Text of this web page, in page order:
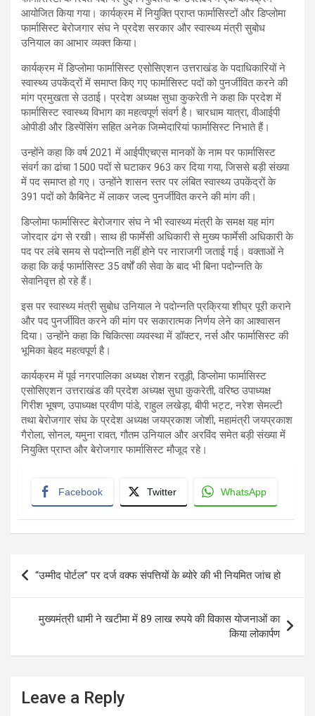
आयोजित किया गया। कार्यक्रम में नियुक्ति प्राप्त फार्मासिस्टों और डिप्लोमा
फार्मासिस्ट बेरोजगार संघ ने प्रदेश सरकार और स्वास्थ्य मंत्री सुबोध
उनियाल का आभार व्यक्त किया।
कार्यक्रम में डिप्लोमा फार्मासिस्ट एसोसिएशन उत्तराखंड के पदाधिकारियों ने
स्वास्थ्य उपकेंद्रों में समाप्त किए गए फार्मासिस्ट पदों को पुनर्जीवित करने की
मांग प्रमुखता से उठाई। प्रदेश अध्यक्ष सुधा कुकरेती ने कहा कि प्रदेश में
फार्मासिस्ट स्वास्थ्य विभाग का महत्वपूर्ण संवर्ग है। चारधाम यात्रा, वीआईपी
ओपीडी और डिस्पेंसिंग सहित अनेक जिम्मेदारियां फार्मासिस्ट निभाते हैं।
उन्होंने कहा कि वर्ष 2021 में आईपीएचएस मानकों के नाम पर फार्मासिस्ट
संवर्ग का ढांचा 1500 पदों से घटाकर 963 कर दिया गया, जिससे बड़ी संख्या
में पद समाप्त हो गए। उन्होंने शासन स्तर पर लंबित स्वास्थ्य उपकेंद्रों के
391 पदों को कैबिनेट में लाकर जल्द पुनर्जीवित करने की मांग की।
डिप्लोमा फार्मासिस्ट बेरोजगार संघ ने भी स्वास्थ्य मंत्री के समक्ष यह मांग
जोरदार ढंग से रखी। साथ ही फार्मेसी अधिकारी से मुख्य फार्मेसी अधिकारी के
पद पर लंबे समय से पदोन्नति नहीं होने पर नाराजगी जताई गई। वक्ताओं ने
कहा कि कई फार्मासिस्ट 35 वर्षों की सेवा के बाद भी बिना पदोन्नति के
सेवानिवृत्त हो रहे हैं।
इस पर स्वास्थ्य मंत्री सुबोध उनियाल ने पदोन्नति प्रक्रिया शीघ्र पूरी कराने
और पद पुनर्जीवित करने की मांग पर सकारात्मक निर्णय लेने का आश्वासन
दिया। उन्होंने कहा कि चिकित्सा व्यवस्था में डॉक्टर, नर्स और फार्मासिस्ट की
भूमिका बेहद महत्वपूर्ण है।
कार्यक्रम में पूर्व नगरपालिका अध्यक्ष रोशन रतूड़ी, डिप्लोमा फार्मासिस्ट
एसोसिएशन उत्तराखंड की प्रदेश अध्यक्ष सुधा कुकरेती, वरिष्ठ उपाध्यक्ष
गिरीश भूषण, उपाध्यक्ष प्रवीण पांडे, राहुल लखेड़ा, बीपी भट्ट, नरेश सेमल्टी
तथा बेरोजगार संघ के प्रदेश अध्यक्ष जयप्रकाश जोशी, महामंत्री जयप्रकाश
गैरोला, सोनल, यमुना रावत, गौतम उनियाल और अरविंद समेत बड़ी संख्या में
नियुक्ति प्राप्त और बेरोजगार फार्मासिस्ट मौजूद रहे।
Facebook Twitter WhatsApp
Post
navigation
“उम्मीद पोर्टल” पर दर्ज वक्फ संपत्तियों के ब्योरे की भी नियमित जांच हो
मुख्यमंत्री धामी ने खटीमा में 89 लाख रुपये की विकास योजनाओं का
किया लोकार्पण
Leave a Reply